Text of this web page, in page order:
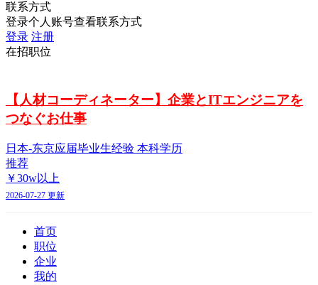
联系方式
登录个人账号查看联系方式
登录 注册
在招职位
【人材コーディネーター】企業とITエンジニアを
つなぐお仕事
日本-东京应届毕业生经验 本科学历
推荐
￥30w以上
2026-07-27 更新
首页
职位
企业
我的